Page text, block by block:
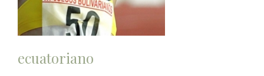
ecuatoriano